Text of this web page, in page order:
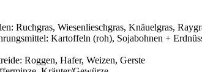
Ruchgras, Wiesenlieschgras, Knäuelgras,
Kartoffeln (roh), Sojabohnen +
Roggen, Hafer, Weizen, Gerste